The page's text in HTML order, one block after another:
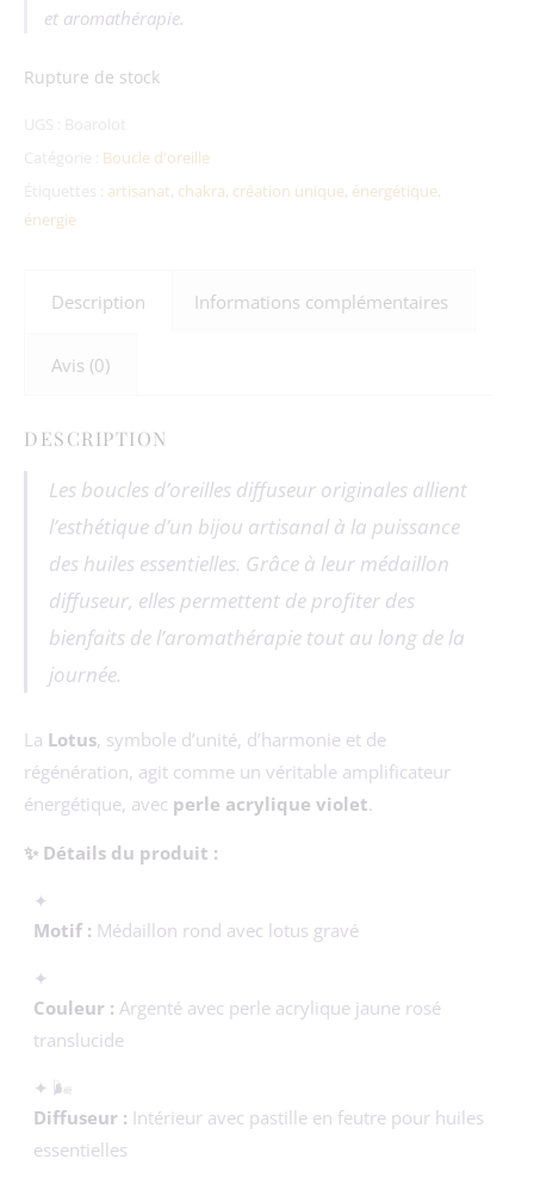
et aromathérapie.
Rupture de stock
UGS :
Boarolot
Catégorie : Boucle d'oreille
artisanat chakra création unique énergétique
énergie
Description Informations complémentaires
Avis (0)
DESCRIPTION
Les boucles d’oreilles diffuseur originales allient
l’esthétique d’un bijou artisanal à la puissance
des huiles essentielles. Grâce à leur médaillon
diffuseur, elles permettent de profiter des
bienfaits de l’aromathérapie tout au long de la
journée.
La Lotus, symbole d’unité, d’harmonie et de
régénération, agit comme un véritable amplificateur
énergétique, avec perle acrylique violet.
✨ Détails du produit :
✦
Motif : Médaillon rond avec lotus gravé
✦
Couleur : Argenté avec perle acrylique jaune rosé
translucide
✦ 🌬️
Diffuseur : Intérieur avec pastille en feutre pour huiles
essentielles